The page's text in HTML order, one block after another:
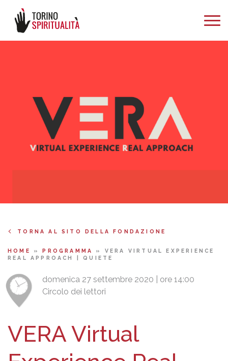
TORNA AL SITO DELLA FONDAZIONE
HOME »PROGRAMMA » VERA VIRTUAL EXPERIENCE
REAL APPROACH | QUIETE
domenica 27 settembre 2020 | ore 14:00
Circolo dei lettori
VERA Virtual